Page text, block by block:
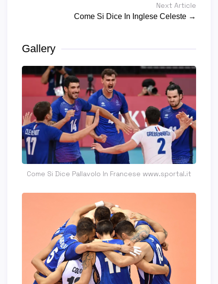
Next Article
Come Si Dice In Inglese Celeste →
Gallery
Come Si Dice Pallavolo In Francese www.sportal.it